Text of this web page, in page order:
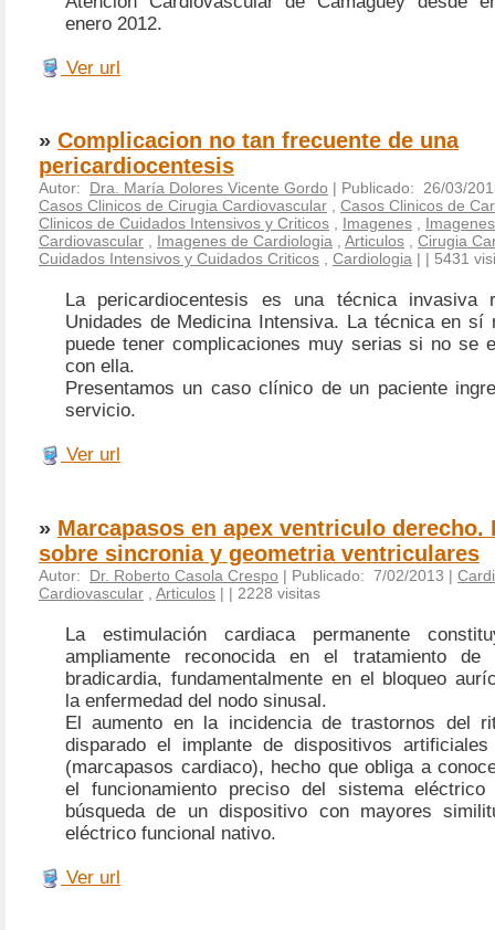
enero 2012.
Ver url
» Complicacion no tan frecuente de una
pericardiocentesis
Autor: Dra. María Dolores Vicente Gordo | Publicado: 26/03/
Casos Clinicos de Cirugia Cardiovascular , Casos Clinicos de
Clinicos de Cuidados Intensivos y Criticos , Imagenes ,
Cardiovascular , Imagenes de Cardiologia , Articulos , Cirugia
Cuidados Intensivos y Cuidados Criticos , Cardiologia | | 5431
La pericardiocentesis es una técnica invasiva
Unidades de Medicina Intensiva. La técnica en sí
puede tener complicaciones muy serias si no se
con ella.
Presentamos un caso clínico de un paciente
servicio.
Ver url
» Marcapasos en apex ventriculo derecho.
sobre sincronia y geometria ventriculares
Autor: Dr. Roberto Casola Crespo | Publicado: 7/02/2013 |
Cardiovascular
Articulos | | 2228 visitas
La estimulación cardiaca permanente
ampliamente reconocida en el tratamiento
bradicardia, fundamentalmente en el bloqueo
la enfermedad del nodo sinusal.
El aumento en la incidencia de trastornos del
disparado el implante de dispositivos
(marcapasos cardiaco), hecho que obliga a
el funcionamiento preciso del sistema
búsqueda de un dispositivo con mayores
eléctrico funcional nativo.
Ver url